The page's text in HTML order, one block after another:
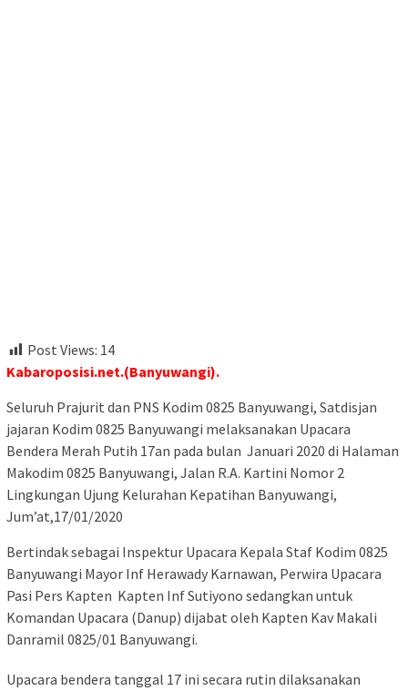
Post Views: 14
Kabaroposisi.net.(Banyuwangi).
Seluruh Prajurit dan PNS Kodim 0825 Banyuwangi, Satdisjan
jajaran Kodim 0825 Banyuwangi melaksanakan Upacara
Bendera Merah Putih 17an pada bulan Januari 2020 di Halaman
Makodim 0825 Banyuwangi, Jalan R.A. Kartini Nomor 2
Lingkungan Ujung Kelurahan Kepatihan Banyuwangi,
Jum’at,17/01/2020
Bertindak sebagai Inspektur Upacara Kepala Staf Kodim 0825
Banyuwangi Mayor Inf Herawady Karnawan, Perwira Upacara
Pasi Pers Kapten Kapten Inf Sutiyono sedangkan untuk
Komandan Upacara (Danup) dijabat oleh Kapten Kav Makali
Danramil 0825/01 Banyuwangi.
Upacara bendera tanggal 17 ini secara rutin dilaksanakan